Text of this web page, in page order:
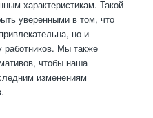
характеристикам. Такой
уверенными в том, что
но и
работников. Мы также
чтобы наша
изменениям